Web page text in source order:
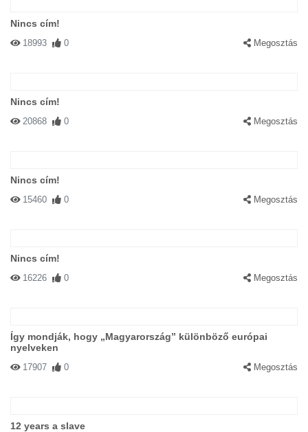
Nincs cím!
18993 0 Megosztás
Nincs cím!
20868 0 Megosztás
Nincs cím!
15460 0 Megosztás
Nincs cím!
16226 0 Megosztás
Így mondják, hogy „Magyarország” különböző európai
nyelveken
17907 0 Megosztás
12 years a slave